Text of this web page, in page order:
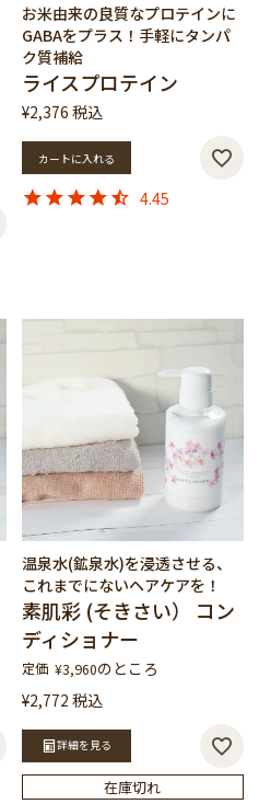
お米由来の良質なプロテインに
GABAをプラス！手軽にタンパ
ク質補給
ライスプロテイン
¥2,376 税込
カートに入れる
4.45
温泉水(鉱泉水)を浸透させる、
これまでにないヘアケアを！
素肌彩 (そきさい） コン
ディショナー
定価 ¥3,960のところ
¥2,772 税込
詳細を見る
在庫切れ